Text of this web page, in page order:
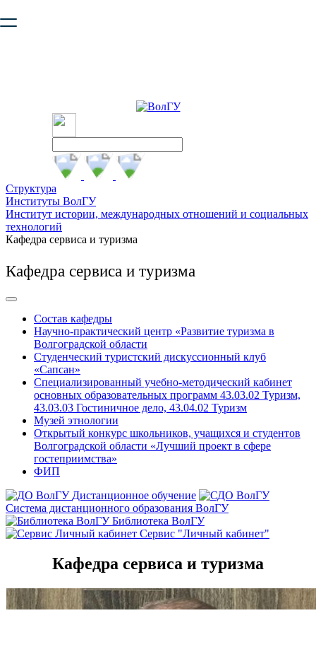
безопасную работу с сайтом. Пожалуйста
Структура
Институты ВолГУ
Институт истории, международных отношений и социальных
технологий
Кафедра сервиса и туризма
Кафедра сервиса и туризма
Состав кафедры
Научно-практический центр «Развитие туризма в
Волгоградской области
Студенческий туристский дискуссионный клуб
«Сапсан»
Специализированный учебно-методический кабинет
основных образовательных программ 43.03.02 Туризм,
43.03.03 Гостиничное дело, 43.04.02 Туризм
Музей этнологии
Открытый конкурс школьников, учащихся и студентов
Волгоградской области «Лучший проект в сфере
гостеприимства»
ФИП
Дистанционное обучение
Система дистанционного образования ВолГУ
Библиотека ВолГУ
Сервис "Личный кабинет"
Кафедра сервиса и туризма